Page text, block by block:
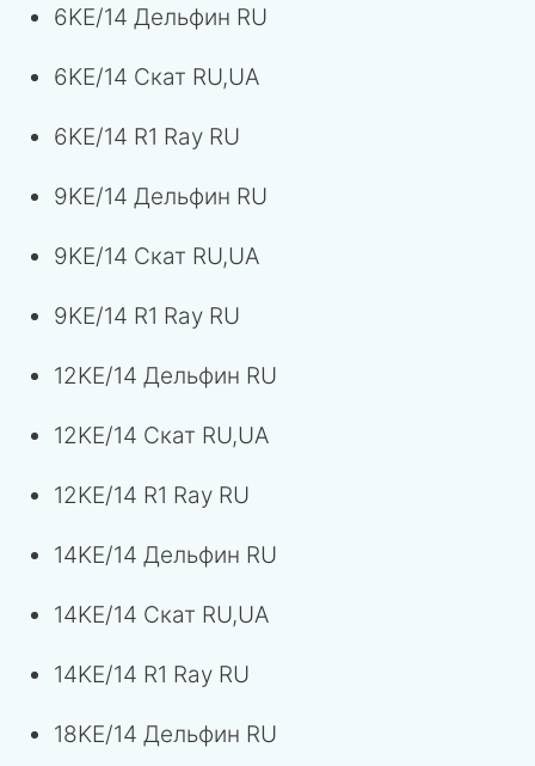
6KE/14 Дельфин RU
6KE/14 Скат RU,UA
6KE/14 R1 Ray RU
9KE/14 Дельфин RU
9KE/14 Скат RU,UA
9KE/14 R1 Ray RU
12KE/14 Дельфин RU
12KE/14 Скат RU,UA
12KE/14 R1 Ray RU
14KE/14 Дельфин RU
14KE/14 Скат RU,UA
14KE/14 R1 Ray RU
18KE/14 Дельфин RU